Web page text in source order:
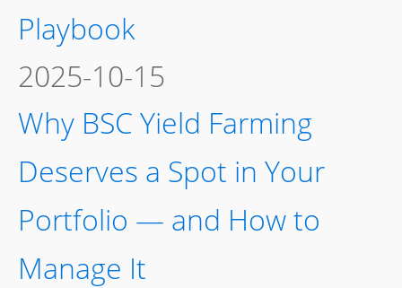
Playbook
2025-10-15
Why BSC Yield Farming
Deserves a Spot in Your
Portfolio — and How to
Manage It